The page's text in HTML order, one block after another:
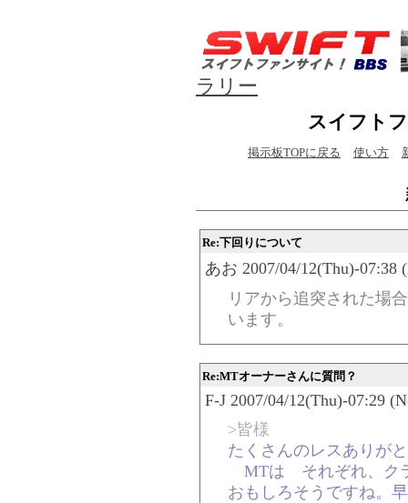
ラリー
スイフト
掲示板TOPに戻る 使い方
Re:下回りについて
あお 2007/04/12(Thu)-07:38
リアから追突された場
います。
Re:MTオーナーさんに質問？
F-J 2007/04/12(Thu)-07:29
>皆様
たくさんのレスありが
MTは それぞれ、ク
おもしろそうですね。